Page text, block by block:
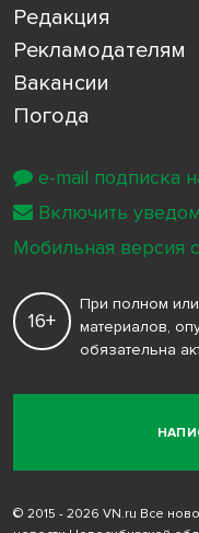
Редакция
Рекламодателям
Вакансии
Погода
16+
При полном
материалов,
обязательна
© 2015 - 2026 VN.ru Все
e-mail подписка
Включить
Мобильная версия